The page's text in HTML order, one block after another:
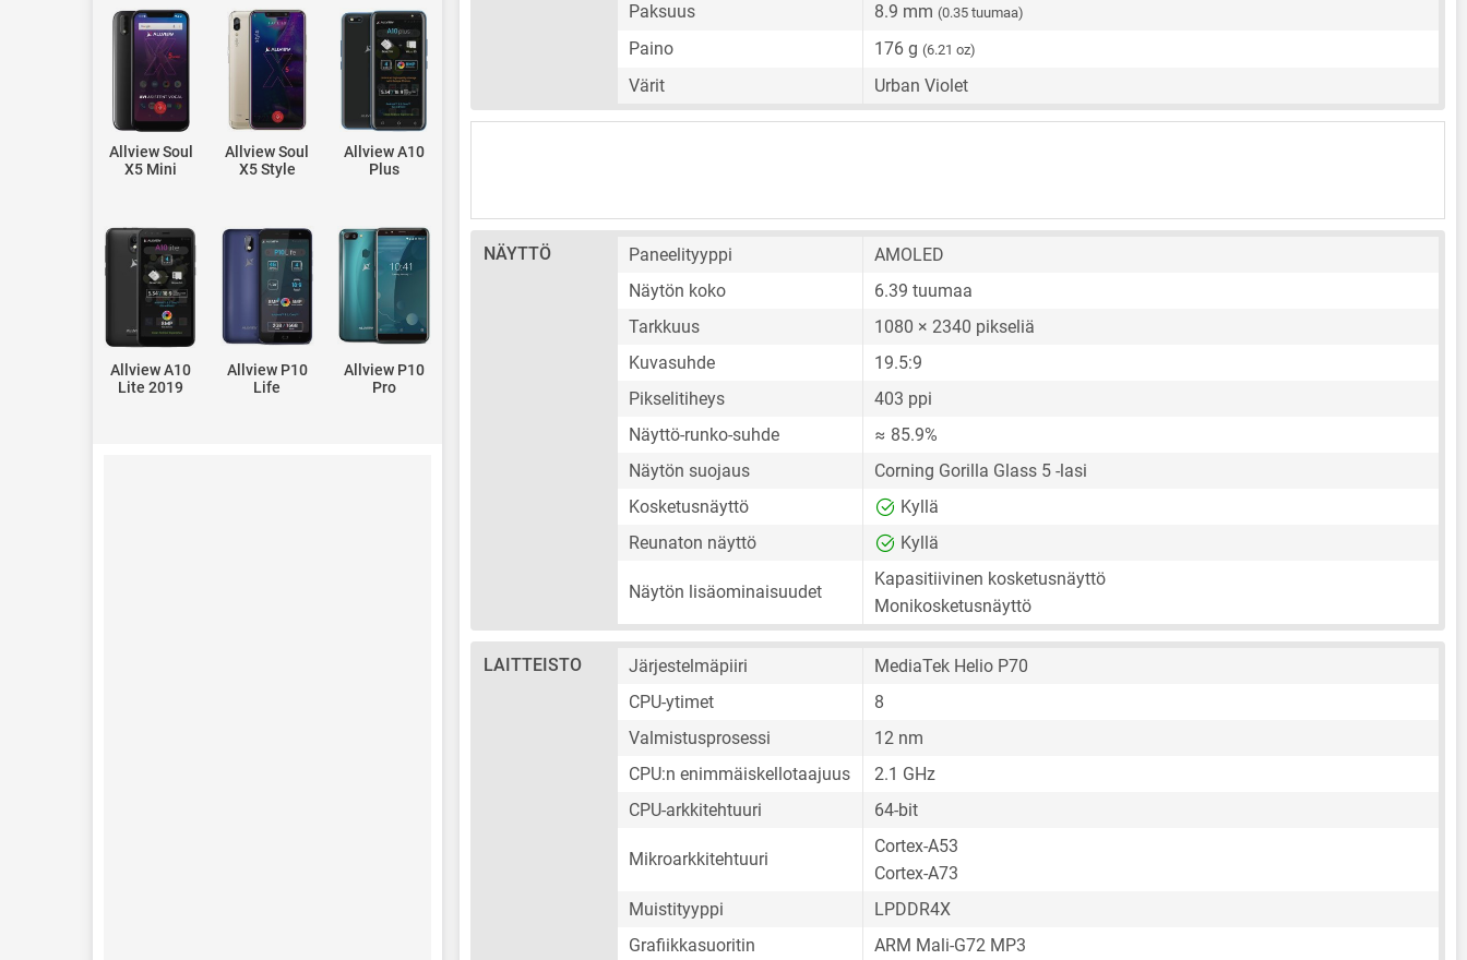
Paksuus 8.9 mm (0.35 tuumaa)
Paino 176 g (6.21 oz)
Värit Urban Violet
NÄYTTÖ Paneelityyppi
AMOLED
Näytön koko
6.39 tuumaa
Tarkkuus
1080 × 2340 pikseliä
Kuvasuhde
19.5:9
Pikselitiheys
403 ppi
Näyttö-runko-suhde
≈ 85.9%
Näytön suojaus
Corning Gorilla Glass 5 -lasi
Kosketusnäyttö
Kyllä
Reunaton näyttö
Kyllä
Näytön lisäominaisuudet
Kapasitiivinen kosketusnäyttö
Monikosketusnäyttö
LAITTEISTO Järjestelmäpiiri
MediaTek Helio P70
CPU-ytimet
8
Valmistusprosessi
12 nm
CPU:n enimmäiskellotaajuus
2.1 GHz
CPU-arkkitehtuuri
64-bit
Mikroarkkitehtuuri
Cortex-A53
Cortex-A73
Muistityyppi
LPDDR4X
Grafiikkasuoritin
ARM Mali-G72 MP3
Allview Soul
X5 Mini
Allview Soul
X5 Style
Allview A10
Plus
Allview A10
Lite 2019
Allview P10
Life
Allview P10
Pro